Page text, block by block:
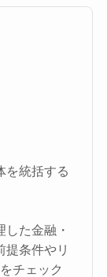
を統括する
た金融・
提条件やリ
チェック